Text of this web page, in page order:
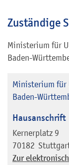
Zuständige
Ministerium für
Baden-
Ministerium für
Baden-
Hausanschrift
Kernerplatz 9
70182
Zur